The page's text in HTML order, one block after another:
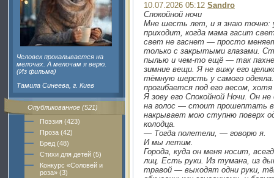
Человек прокалывается на
мелочах. А мелочам я верю.
(Из фильма)
Тамила Синеева, г. Киев
Опубликованное (521)
Поэзия (423)
Проза (42)
Бред (48)
Стихи для детей (5)
Конкурс «Соловей и
роза» (3)
10.07.2026 05:12 Sandro
Спокойной ночи
Мне шесть лет, и я знаю точно:
приходит, когда мама гасит
свет не гаснет — просто
только с закрытыми глазами.
пылью и чем-то ещё — так
зимние вещи. Я не вижу его
тёмную шерсть у самого
прогибается под его весом,
Я зову его Спокойной Ночи. Он
на голос — стоит прошептать
накрывает мою ступню поверх
колодца.
— Тогда полетели, — говорю я.
И мы летим.
Города, куда он меня носит,
лиц. Есть руки. Из тумана, из
травой — выходят одни руки,